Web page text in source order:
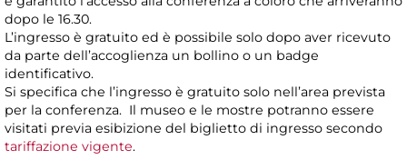
dopo le 16.30.
L’ingresso è gratuito ed è possibile solo dopo aver ricevuto
da parte dell’accoglienza un bollino o un badge
identificativo.
Si specifica che l’ingresso è gratuito solo nell’area prevista
per la conferenza. Il museo e le mostre potranno essere
visitati previa esibizione del biglietto di ingresso secondo
tariffazione vigente.